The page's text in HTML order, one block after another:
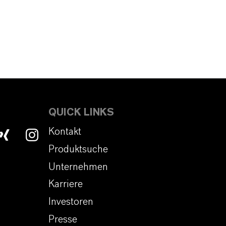
QUICK LINKS
Kontakt
Produktsuche
Unternehmen
Karriere
Investoren
Presse